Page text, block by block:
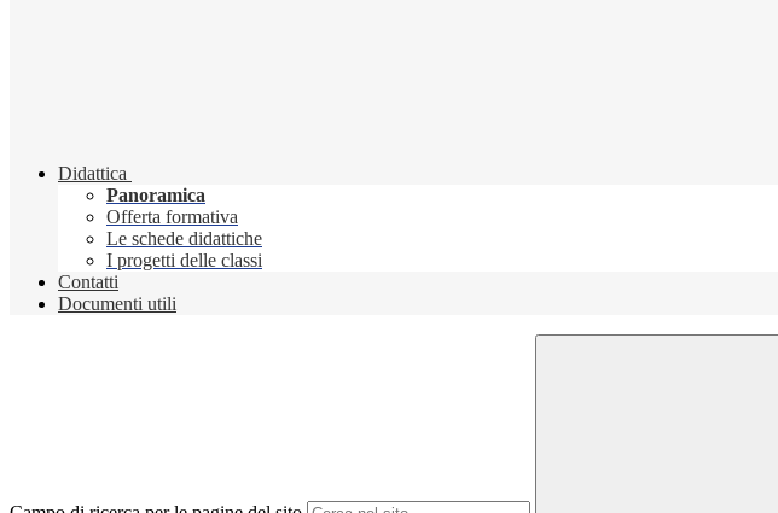
Didattica
Panoramica
Offerta formativa
Le schede didattiche
I progetti delle classi
Contatti
Documenti utili